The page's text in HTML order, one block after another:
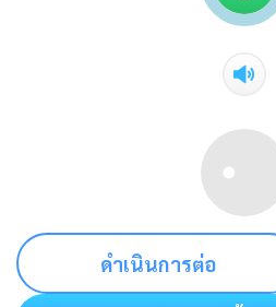
ดำเนินการต่อ